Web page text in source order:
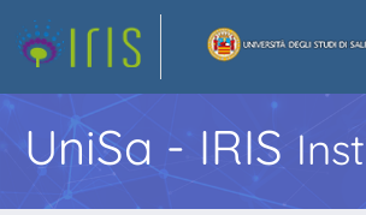
UniSa - IRIS